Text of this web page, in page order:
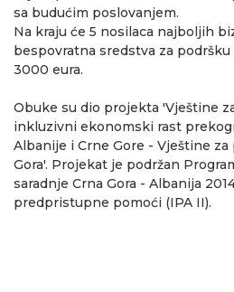
sa budućim poslovanjem.
Na kraju će 5 nosilaca najboljih
bespovratna sredstva za
3000 eura.
Obuke su dio projekta 'Vještine
inkluzivni ekonomski rast
Albanije i Crne Gore - Vještine
Gora'. Projekat je podržan
saradnje Crna Gora - Albanija
predpristupne pomoći (IPA II).